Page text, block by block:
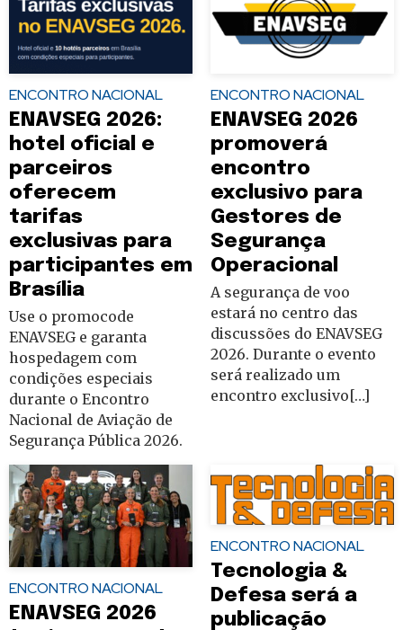
ENCONTRO NACIONAL
ENAVSEG 2026:
hotel oficial e
parceiros
oferecem
tarifas
exclusivas para
participantes em
Brasília
Use o promocode
ENAVSEG e garanta
hospedagem com
condições especiais
durante o Encontro
Nacional de Aviação de
Segurança Pública 2026.
ENCONTRO NACIONAL
ENAVSEG 2026
promoverá
encontro
exclusivo para
Gestores de
Segurança
Operacional
A segurança de voo
estará no centro das
discussões do ENAVSEG
2026. Durante o evento
será realizado um
encontro exclusivo[…]
ENCONTRO NACIONAL
ENAVSEG 2026
ENCONTRO NACIONAL
Tecnologia &
Defesa será a
publicação